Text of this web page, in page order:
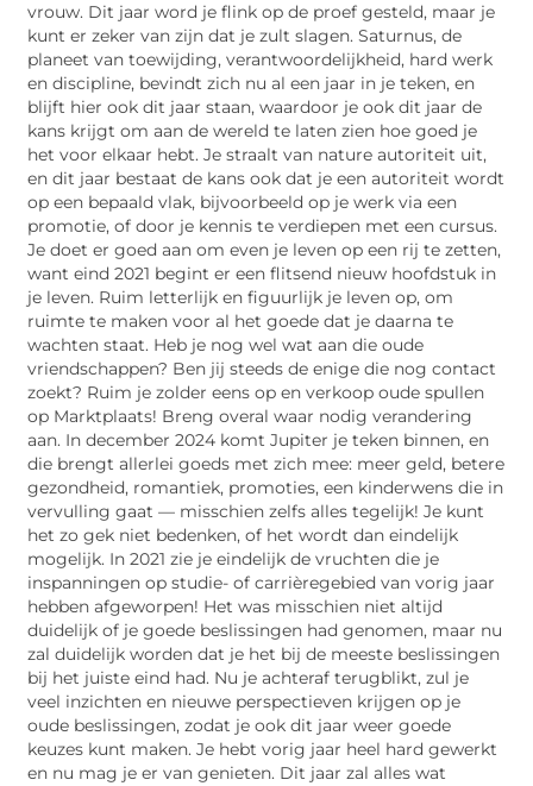
vrouw. Dit jaar word je flink op de proef gesteld, maar je
kunt er zeker van zijn dat je zult slagen. Saturnus, de
planeet van toewijding, verantwoordelijkheid, hard werk
en discipline, bevindt zich nu al een jaar in je teken, en
blijft hier ook dit jaar staan, waardoor je ook dit jaar de
kans krijgt om aan de wereld te laten zien hoe goed je
het voor elkaar hebt. Je straalt van nature autoriteit uit,
en dit jaar bestaat de kans ook dat je een autoriteit wordt
op een bepaald vlak, bijvoorbeeld op je werk via een
promotie, of door je kennis te verdiepen met een cursus.
Je doet er goed aan om even je leven op een rij te zetten,
want eind 2021 begint er een flitsend nieuw hoofdstuk in
je leven. Ruim letterlijk en figuurlijk je leven op, om
ruimte te maken voor al het goede dat je daarna te
wachten staat. Heb je nog wel wat aan die oude
vriendschappen? Ben jij steeds de enige die nog contact
zoekt? Ruim je zolder eens op en verkoop oude spullen
op Marktplaats! Breng overal waar nodig verandering
aan. In december 2024 komt Jupiter je teken binnen, en
die brengt allerlei goeds met zich mee: meer geld, betere
gezondheid, romantiek, promoties, een kinderwens die in
vervulling gaat — misschien zelfs alles tegelijk! Je kunt
het zo gek niet bedenken, of het wordt dan eindelijk
mogelijk. In 2021 zie je eindelijk de vruchten die je
inspanningen op studie- of carrièregebied van vorig jaar
hebben afgeworpen! Het was misschien niet altijd
duidelijk of je goede beslissingen had genomen, maar nu
zal duidelijk worden dat je het bij de meeste beslissingen
bij het juiste eind had. Nu je achteraf terugblikt, zul je
veel inzichten en nieuwe perspectieven krijgen op je
oude beslissingen, zodat je ook dit jaar weer goede
keuzes kunt maken. Je hebt vorig jaar heel hard gewerkt
en nu mag je er van genieten. Dit jaar zal alles wat